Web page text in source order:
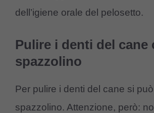
dell’igiene orale del pelosetto.
Pulire i denti del cane
spazzolino
Per pulire i denti del cane si
spazzolino. Attenzione, però: